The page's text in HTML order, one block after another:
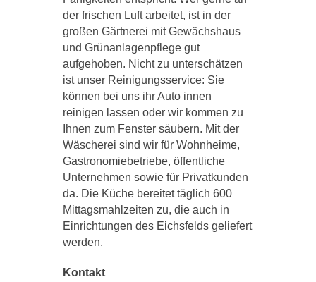
der frischen Luft arbeitet, ist in der
großen Gärtnerei mit Gewächshaus
und Grünanlagenpflege gut
aufgehoben. Nicht zu unterschätzen
ist unser Reinigungsservice: Sie
können bei uns ihr Auto innen
reinigen lassen oder wir kommen zu
Ihnen zum Fenster säubern. Mit der
Wäscherei sind wir für Wohnheime,
Gastronomiebetriebe, öffentliche
Unternehmen sowie für Privatkunden
da. Die Küche bereitet täglich 600
Mittagsmahlzeiten zu, die auch in
Einrichtungen des Eichsfelds geliefert
werden.
Kontakt